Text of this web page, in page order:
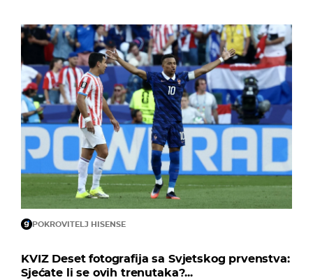
POKROVITELJ HISENSE
KVIZ Deset fotografija sa Svjetskog prvenstva:
Sjećate li se ovih trenutaka?...